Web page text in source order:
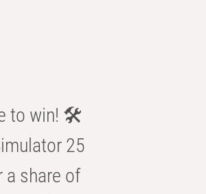
to win! 🛠️
25
a share of